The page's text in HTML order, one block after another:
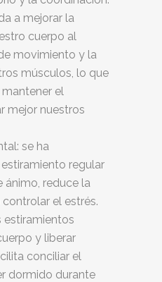
a mejorar la
cuerpo al
movimiento y la
músculos, lo que
el
mejor nuestros
se ha
regular
ánimo, reduce la
el estrés.
estiramientos
y liberar
conciliar el
dormido durante